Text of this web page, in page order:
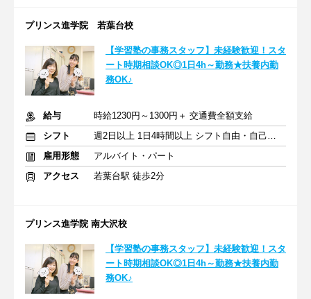
プリンス進学院 若葉台校
【学習塾の事務スタッフ】未経験歓迎！スタ
ート時期相談OK◎1日4h～勤務★扶養内勤
務OK♪
給与
時給1230円～1300円＋ 交通費全額支給
シフト
週2日以上 1日4時間以上 シフト自由・自己申告
雇用形態
アルバイト・パート
アクセス
若葉台駅 徒歩2分
プリンス進学院 南大沢校
【学習塾の事務スタッフ】未経験歓迎！スタ
ート時期相談OK◎1日4h～勤務★扶養内勤
務OK♪